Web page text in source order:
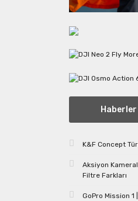
Haberler
K&F Concept
Aksiyon
Filtre Farkları
GoPro Mission 1